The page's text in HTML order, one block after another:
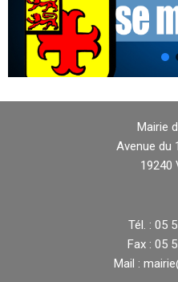
Mairie
Avenue du
19240
Tél. : 05
Fax : 05
Mail :